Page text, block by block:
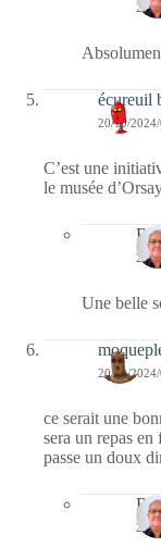
21/
écureuil
20/10/
C’est une
le musée
21/
Une belle
20/10/
ce serait une
sera un repas
passe un doux
21/